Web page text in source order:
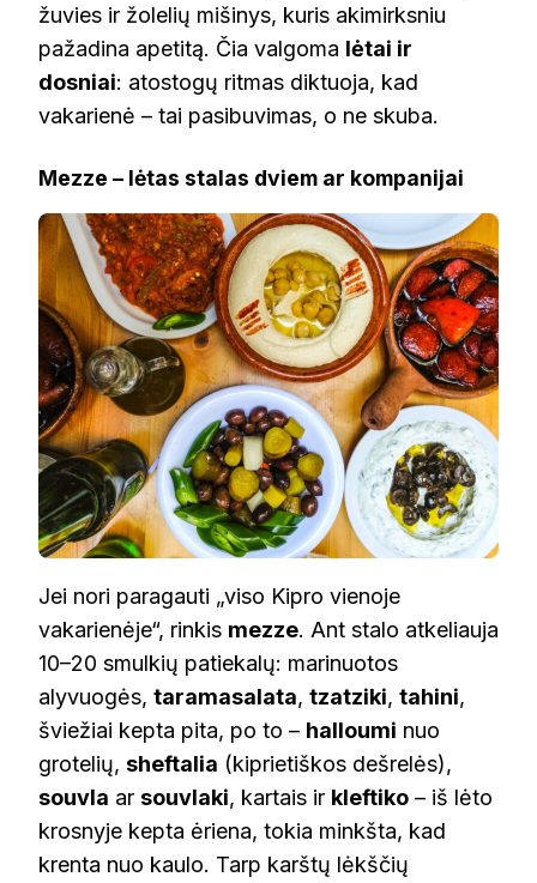
žuvies ir žolelių mišinys, kuris akimirksniu
pažadina apetitą. Čia valgoma lėtai ir
dosniai: atostogų ritmas diktuoja, kad
vakarienė – tai pasibuvimas, o ne skuba.
Mezze – lėtas stalas dviem ar kompanijai
Jei nori paragauti „viso Kipro vienoje
vakarienėje“, rinkis mezze. Ant stalo atkeliauja
10–20 smulkių patiekalų: marinuotos
alyvuogės, taramasalata, tzatziki, tahini,
šviežiai kepta pita, po to – halloumi nuo
grotelių, sheftalia (kiprietiškos dešrelės),
souvla ar souvlaki, kartais ir kleftiko – iš lėto
krosnyje kepta ėriena, tokia minkšta, kad
krenta nuo kaulo. Tarp karštų lėkščių